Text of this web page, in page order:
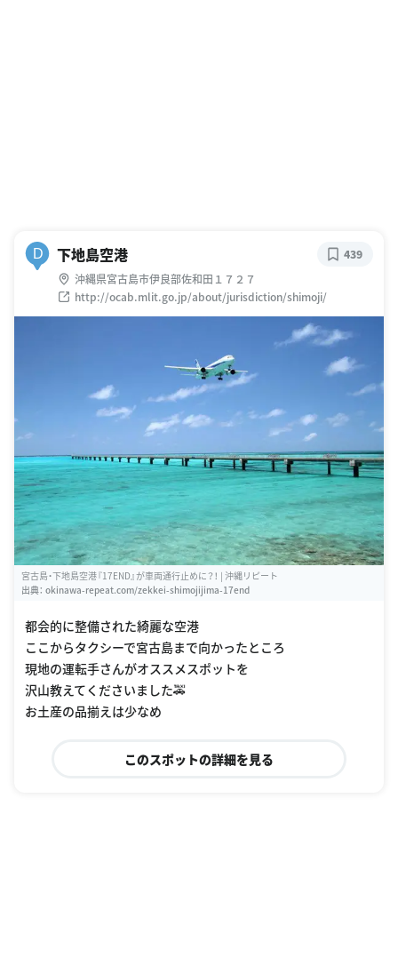
D 下地島空港
沖縄県宮古島市伊良部佐和田１７２７
http://ocab.mlit.go.jp/about/jurisdiction/shimoji/
439
宮古島・下地島空港『17END』が車両通行止めに？！ | 沖縄リピート
出典： okinawa-repeat.com/zekkei-shimojijima-17end
都会的に整備された綺麗な空港
ここからタクシーで宮古島まで向かったところ
現地の運転手さんがオススメスポットを
沢山教えてくださいました🚕
お土産の品揃えは少なめ
このスポットの詳細を見る